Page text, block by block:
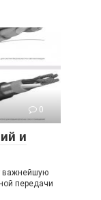
0
и
важнейшую
передачи